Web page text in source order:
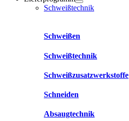
Schweißtechnik
Schweißen
Schweißtechnik
Schweißzusatzwerkstoffe
Schneiden
Absaugtechnik